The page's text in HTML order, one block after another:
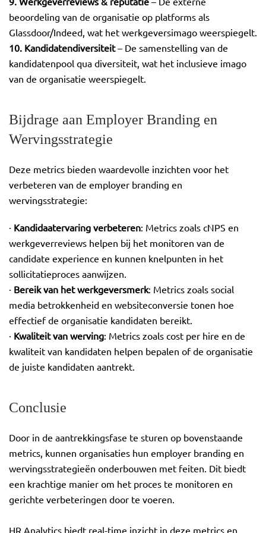
beoordeling van de organisatie op platforms als
Glassdoor/Indeed, wat het werkgeversimago weerspiegelt.
10. Kandidatendiversiteit– De samenstelling van de
kandidatenpool qua diversiteit, wat het inclusieve imago
van de organisatie weerspiegelt.
Bijdrage aan Employer Branding en
Wervingsstrategie
Deze metrics bieden waardevolle inzichten voor het
verbeteren van de employer branding en
wervingsstrategie:
· Kandidaatervaring verbeteren: Metrics zoals cNPS en
werkgeverreviews helpen bij het monitoren van de
candidate experience en kunnen knelpunten in het
sollicitatieproces aanwijzen.
· Bereik van het werkgeversmerk: Metrics zoals social
media betrokkenheid en websiteconversie tonen hoe
effectief de organisatie kandidaten bereikt.
· Kwaliteit van werving: Metrics zoals cost per hire en de
kwaliteit van kandidaten helpen bepalen of de organisatie
de juiste kandidaten aantrekt.
Conclusie
Door in de aantrekkingsfase te sturen op bovenstaande
metrics, kunnen organisaties hun employer branding en
wervingsstrategieën onderbouwen met feiten. Dit biedt
een krachtige manier om het proces te monitoren en
gerichte verbeteringen door te voeren.
HR Analytics biedt real-time inzicht in deze metrics en